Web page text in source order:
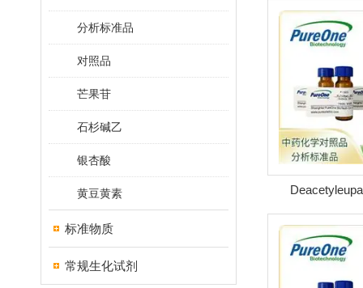
分析标准品
对照品
芒果苷
石杉碱乙
银杏酸
黄豆黄素
标准物质
常规生化试剂
号:38456-39-